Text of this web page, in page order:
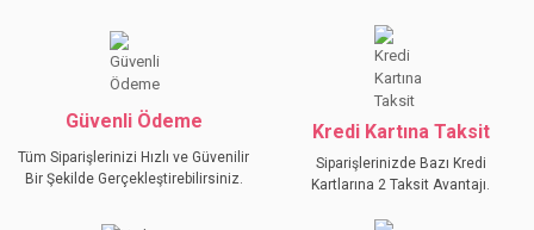
Güvenli Ödeme
Tüm Siparişlerinizi Hızlı ve Güvenilir
Bir Şekilde Gerçekleştirebilirsiniz.
Kredi Kartına Taksit
Siparişlerinizde Bazı Kredi
Kartlarına 2 Taksit Avantajı.